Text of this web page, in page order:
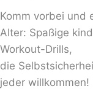
Komm vorbei und
Alter: Spaßige
Workout-Drills,
die
jeder willkommen!